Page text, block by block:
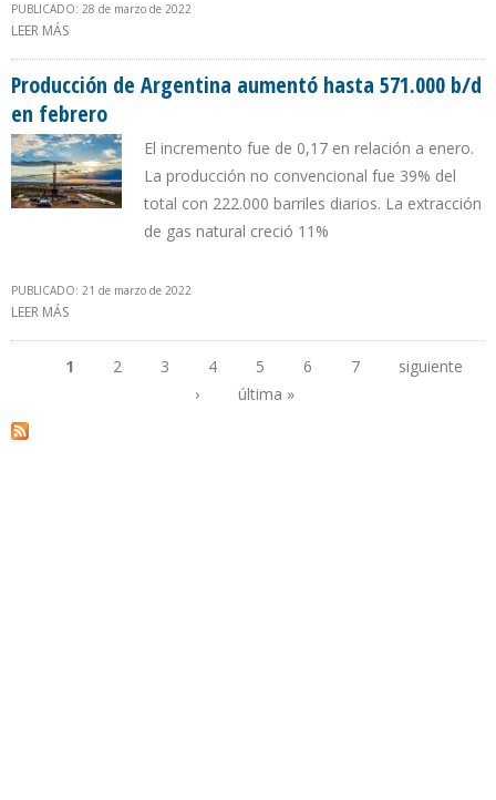
PUBLICADO: 28 de marzo de 2022
LEER MÁS
Producción de Argentina aumentó hasta 571.000 b/d
en febrero
El incremento fue de 0,17 en relación a enero.
La producción no convencional fue 39% del
total con 222.000 barriles diarios. La extracción
de gas natural creció 11%
PUBLICADO: 21 de marzo de 2022
LEER MÁS
Páginas
1 2 3 4 5 6 7
siguiente
›
última »